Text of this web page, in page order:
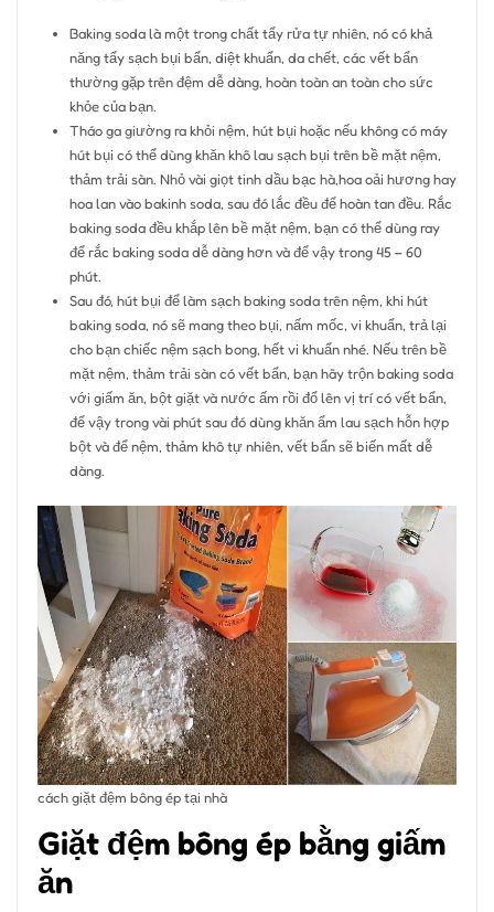
Baking soda là một trong chất tẩy rửa tự nhiên, nó có khả
năng tẩy sạch bụi bẩn, diệt khuẩn, da chết, các vết bẩn
thường gặp trên đệm dễ dàng, hoàn toàn an toàn cho sức
khỏe của bạn.
Tháo ga giường ra khỏi nệm, hút bụi hoặc nếu không có máy
hút bụi có thể dùng khăn khô lau sạch bụi trên bề mặt nệm,
thảm trải sàn. Nhỏ vài giọt tinh dầu bạc hà,hoa oải hương hay
hoa lan vào bakinh soda, sau đó lắc đều để hoàn tan đều. Rắc
baking soda đều khắp lên bề mặt nệm, bạn có thể dùng ray
để rắc baking soda dễ dàng hơn và để vậy trong 45 – 60
phút.
Sau đó, hút bụi để làm sạch baking soda trên nệm, khi hút
baking soda, nó sẽ mang theo bụi, nấm mốc, vi khuẩn, trả lại
cho bạn chiếc nệm sạch bong, hết vi khuẩn nhé. Nếu trên bề
mặt nệm, thảm trải sàn có vết bẩn, bạn hãy trộn baking soda
với giấm ăn, bột giặt và nước ấm rồi đổ lên vị trí có vết bẩn,
để vậy trong vài phút sau đó dùng khăn ẩm lau sạch hỗn hợp
bột và để nệm, thảm khô tự nhiên, vết bẩn sẽ biến mất dễ
dàng.
cách giặt đệm bông ép tại nhà
Giặt đệm bông ép bằng giấm
ăn